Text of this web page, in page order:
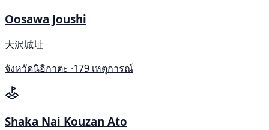
Oosawa Joushi
大沢城址
จังหวัดนิอิกาตะ ·179 เหตุการณ์
Shaka Nai Kouzan Ato